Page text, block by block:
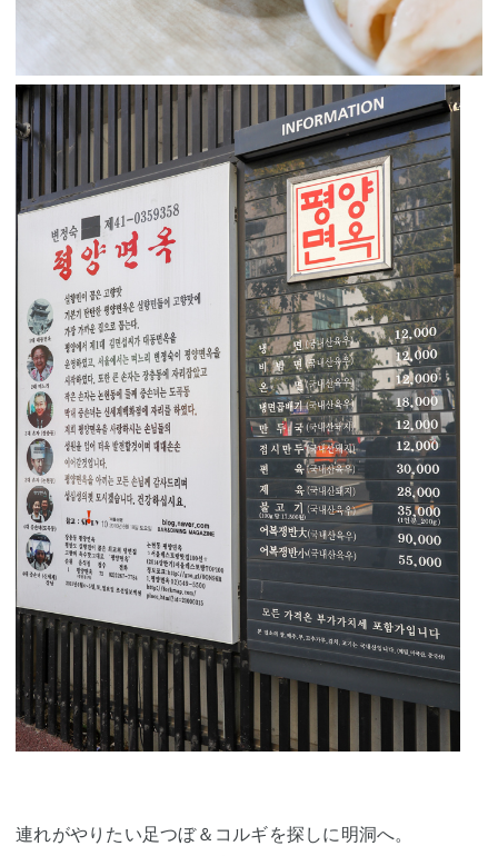
連れがやりたい足つぼ＆コルギを探しに明洞へ。